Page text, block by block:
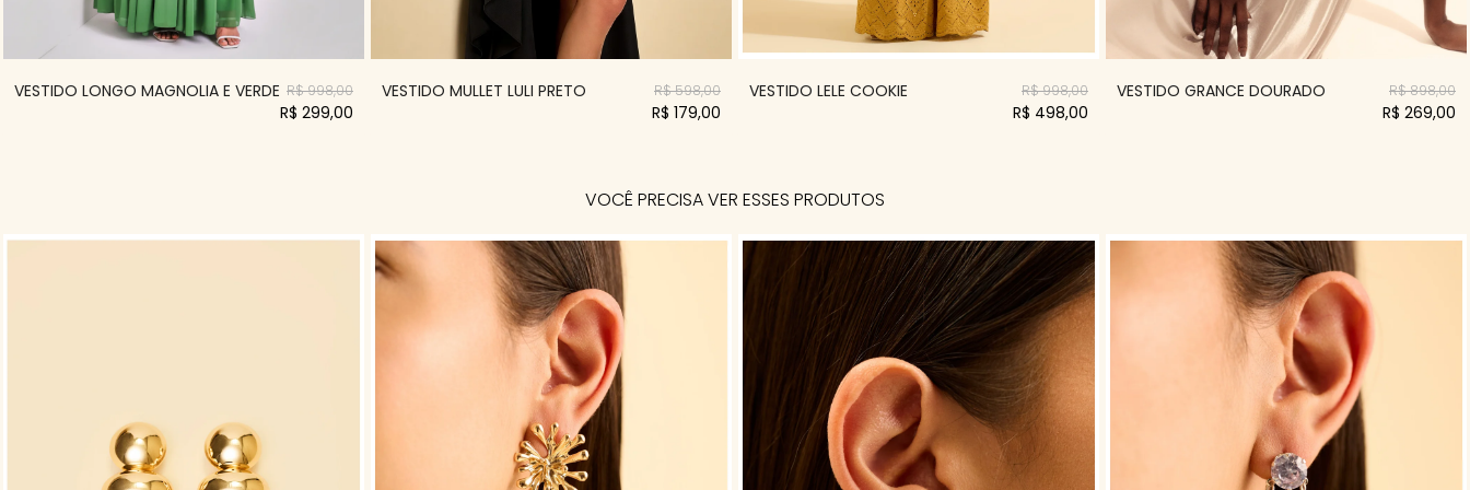
VESTIDO LONGO MAGNOLIA E VERDE R$ 998,00
R$ 299,00
VESTIDO MULLET LULI PRETO R$ 598,00
R$ 179,00
VESTIDO LELE COOKIE R$ 998,00
R$ 498,00
VESTIDO GRANCE DOURADO R$ 898,00
R$ 269,00
VOCÊ PRECISA VER ESSES PRODUTOS